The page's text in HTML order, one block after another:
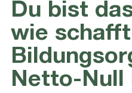
Du bist
wie
Netto-Null